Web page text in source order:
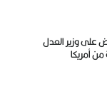
على وزير العدل
أمريكا